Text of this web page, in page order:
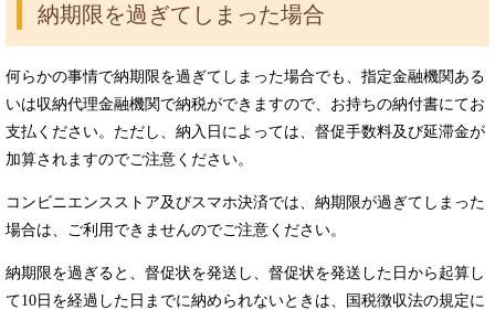
納期限を過ぎてしまった場合
何らかの事情で納期限を過ぎてしまった場合でも、指定金融機関ある
いは収納代理金融機関で納税ができますので、お持ちの納付書にてお
支払ください。ただし、納入日によっては、督促手数料及び延滞金が
加算されますのでご注意ください。
コンビニエンスストア及びスマホ決済では、納期限が過ぎてしまった
場合は、ご利用できませんのでご注意ください。
納期限を過ぎると、督促状を発送し、督促状を発送した日から起算し
て10日を経過した日までに納められないときは、国税徴収法の規定に